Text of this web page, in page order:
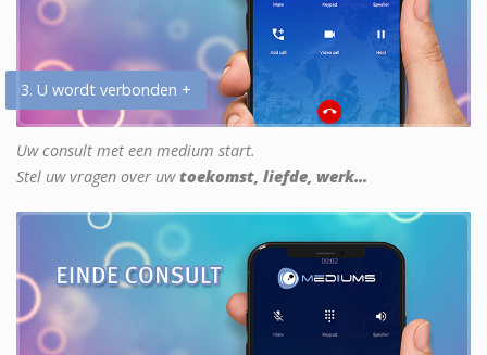
3. U wordt verbonden +
Uw consult met een medium start.
Stel uw vragen over uwtoekomst, liefde, werk...